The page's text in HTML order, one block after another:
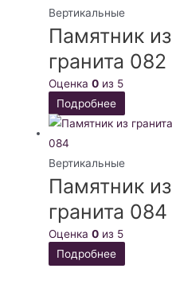
Вертикальные
Памятник из
гранита 082
Оценка0 из 5
Подробнее
Вертикальные
Памятник из
гранита 084
Оценка0 из 5
Подробнее